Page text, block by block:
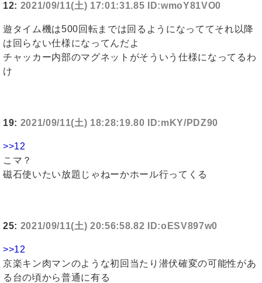
12: 2021/09/11(土) 17:01:31.85 ID:wmoY81VO0
遊タイム機は500回転までは回るようになっててそれ以降
は回らない仕様になってんだよ
チャッカー内部のマグネットがそういう仕様になってるわ
け
19: 2021/09/11(土) 18:28:19.80 ID:mKY/PDZ90
>>12
こマ？
磁石使いたい放題じゃねーかホール行ってくる
25: 2021/09/11(土) 20:56:58.82 ID:oESV897w0
>>12
京楽キン肉マンのような初回当たり潜伏確変の可能性があ
る台の頃から普通に有る